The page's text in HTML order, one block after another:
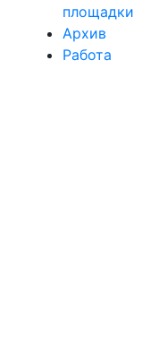
площадки
Архив
Работа